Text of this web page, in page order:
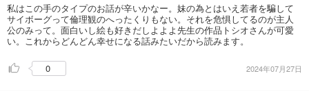
私はこの手のタイプのお話が辛いかなー。妹の為とはいえ若者を騙して
サイボーグって倫理観のへったくりもない。それを危惧してるのが主人
公のみって。面白いし絵も好きだしよよよ先生の作品トシオさんが可愛
い。これからどんどん幸せになる話みたいだから読みます。
0 2024年07月27日